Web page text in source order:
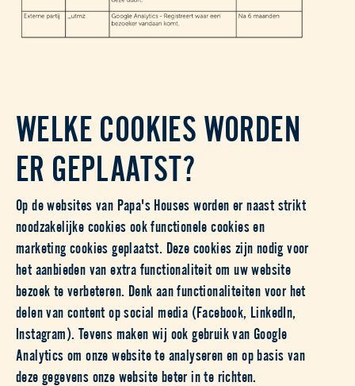
WELKE COOKIES WORDEN
ER GEPLAATST?
Op de websites van Papa's Houses worden er naast strikt
noodzakelijke cookies ook functionele cookies en
marketing cookies geplaatst. Deze cookies zijn nodig voor
het aanbieden van extra functionaliteit om uw website
bezoek te verbeteren. Denk aan functionaliteiten voor het
delen van content op social media (Facebook, LinkedIn,
Instagram). Tevens maken wij ook gebruik van Google
Analytics om onze website te analyseren en op basis van
deze gegevens onze website beter in te richten.